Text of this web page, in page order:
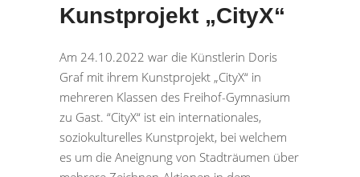
Kunstprojekt „CityX“
Am 24.10.2022 war die Künstlerin Doris
Graf mit ihrem Kunstprojekt „CityX“ in
mehreren Klassen des Freihof-Gymnasium
zu Gast. “CityX“ ist ein internationales,
soziokulturelles Kunstprojekt, bei welchem
es um die Aneignung von Stadträumen über